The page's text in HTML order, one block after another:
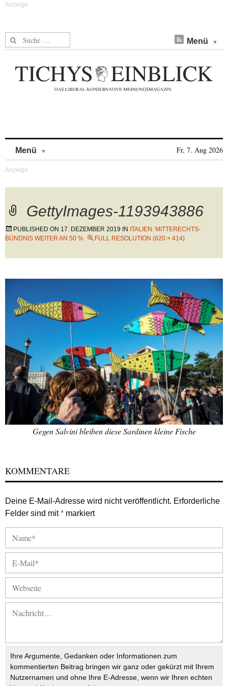
Suche nach: Menü
Menü Fr, 7. Aug 2026
GettyImages-1193943886
PUBLISHED ON 17. DEZEMBER 2019 IN ITALIEN: MITTERECHTS-
BÜNDNIS WEITER AN 50 %
FULL RESOLUTION (620 × 414)
Gegen Salvini bleiben diese Sardinen kleine Fische
KOMMENTARE
Deine E-Mail-Adresse wird nicht veröffentlicht. Erforderliche
Felder sind mit* markiert
Ihre Argumente, Gedanken oder Informationen zum
kommentierten Beitrag bringen wir ganz oder gekürzt mit Ihrem
Nutzernamen und ohne Ihre E-Adresse, wenn wir Ihren echten